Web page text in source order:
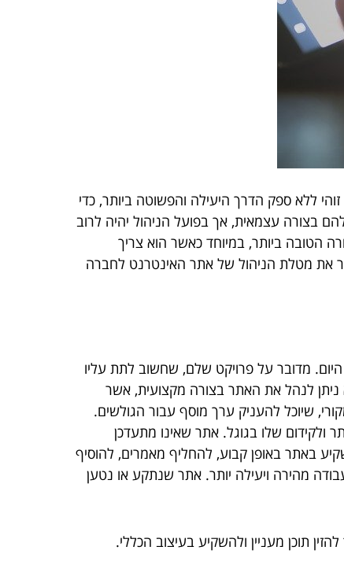
זוהי ללא ספק הדרך היעילה והפשוטה ביותר, כדי
בצורה עצמאית, אך בפועל הניהול יהיה לרוב
הטובה ביותר, במיוחד כאשר הוא צריך
את מטלת הניהול של אתר האינטרנט לחברה
מדובר על פרויקט שלם, שחשוב לתת עליו
לנהל את האתר בצורה מקצועית, אשר
שיוכל להעניק ערך מוסף עבור הגולשים.
ולקידום שלו בגוגל. אתר שאינו מתעדכן
באתר באופן קבוע, להחליף מאמרים, להוסיף
מהירה ויעילה יותר. אתר שנתקע או נטען
תוכן מעניין ולהשקיע בעיצוב הכללי.